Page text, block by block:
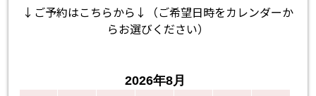
↓ご予約はこちらから↓（ご希望日時をカレンダーか
らお選びください）
2026年8月